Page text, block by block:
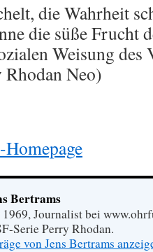
die Wahrheit
die süße Frucht
Weisung
Neo)
Bertrams
1969, Journalist bei
Serie Perry Rhodan.
von Jens Bertrams